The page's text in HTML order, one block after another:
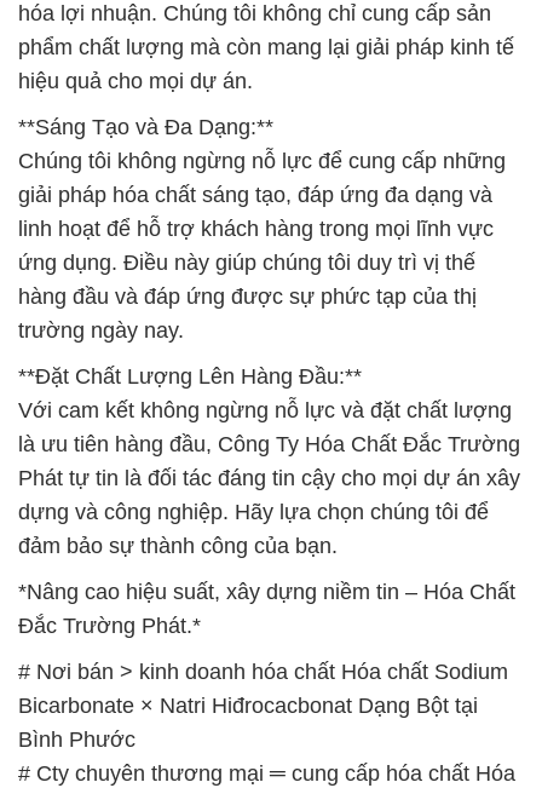
hóa lợi nhuận. Chúng tôi không chỉ cung cấp sản
phẩm chất lượng mà còn mang lại giải pháp kinh tế
hiệu quả cho mọi dự án.
**Sáng Tạo và Đa Dạng:**
Chúng tôi không ngừng nỗ lực để cung cấp những
giải pháp hóa chất sáng tạo, đáp ứng đa dạng và
linh hoạt để hỗ trợ khách hàng trong mọi lĩnh vực
ứng dụng. Điều này giúp chúng tôi duy trì vị thế
hàng đầu và đáp ứng được sự phức tạp của thị
trường ngày nay.
**Đặt Chất Lượng Lên Hàng Đầu:**
Với cam kết không ngừng nỗ lực và đặt chất lượng
là ưu tiên hàng đầu, Công Ty Hóa Chất Đắc Trường
Phát tự tin là đối tác đáng tin cậy cho mọi dự án xây
dựng và công nghiệp. Hãy lựa chọn chúng tôi để
đảm bảo sự thành công của bạn.
*Nâng cao hiệu suất, xây dựng niềm tin – Hóa Chất
Đắc Trường Phát.*
# Nơi bán > kinh doanh hóa chất Hóa chất Sodium
Bicarbonate × Natri Hiđrocacbonat Dạng Bột tại
Bình Phước
# Cty chuyên thương mại ═ cung cấp hóa chất Hóa